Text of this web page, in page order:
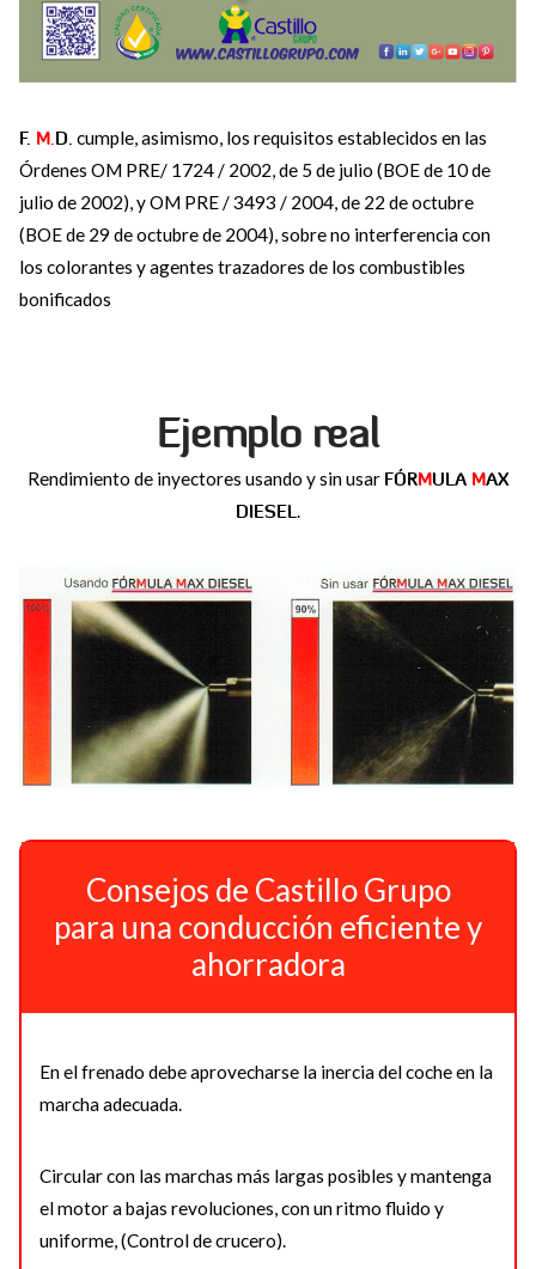
F. M.D. cumple, asimismo, los requisitos establecidos en las
Órdenes OM PRE/ 1724 / 2002, de 5 de julio (BOE de 10 de
julio de 2002), y OM PRE / 3493 / 2004, de 22 de octubre
(BOE de 29 de octubre de 2004), sobre no interferencia con
los colorantes y agentes trazadores de los combustibles
bonificados
Ejemplo real
Rendimiento de inyectores usando y sin usar FÓRMULA MAX
DIESEL
Consejos de Castillo Grupo
para una conducción eficiente y
ahorradora
En el frenado debe aprovecharse la inercia del coche en la
marcha adecuada.
Circular con las marchas más largas posibles y mantenga
el motor a bajas revoluciones, con un ritmo fluido y
uniforme, (Control de crucero).